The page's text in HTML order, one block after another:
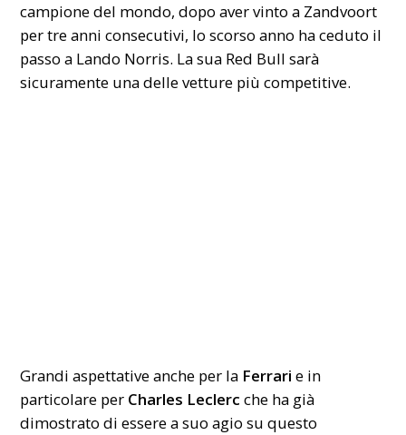
campione del mondo, dopo aver vinto a Zandvoort
per tre anni consecutivi, lo scorso anno ha ceduto il
passo a Lando Norris. La sua Red Bull sarà
sicuramente una delle vetture più competitive.
Grandi aspettative anche per la Ferrari e in
particolare per Charles Leclerc che ha già
dimostrato di essere a suo agio su questo